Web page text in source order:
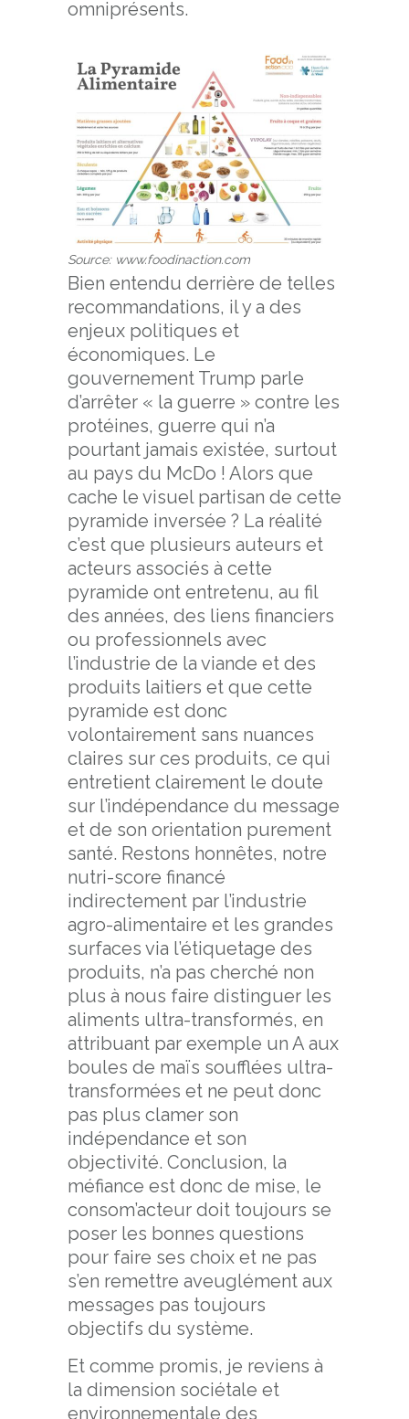
omniprésents.
Source: www.foodinaction.com
Bien entendu derrière de telles
recommandations, il y a des
enjeux politiques et
économiques. Le
gouvernement Trump parle
d’arrêter « la guerre » contre les
protéines, guerre qui n’a
pourtant jamais existée, surtout
au pays du McDo ! Alors que
cache le visuel partisan de cette
pyramide inversée ? La réalité
c’est que plusieurs auteurs et
acteurs associés à cette
pyramide ont entretenu, au fil
des années, des liens financiers
ou professionnels avec
l’industrie de la viande et des
produits laitiers et que cette
pyramide est donc
volontairement sans nuances
claires sur ces produits, ce qui
entretient clairement le doute
sur l’indépendance du message
et de son orientation purement
santé. Restons honnêtes, notre
nutri-score financé
indirectement par l’industrie
agro-alimentaire et les grandes
surfaces via l’étiquetage des
produits, n’a pas cherché non
plus à nous faire distinguer les
aliments ultra-transformés, en
attribuant par exemple un A aux
boules de maïs soufflées ultra-
transformées et ne peut donc
pas plus clamer son
indépendance et son
objectivité. Conclusion, la
méfiance est donc de mise, le
consom’acteur doit toujours se
poser les bonnes questions
pour faire ses choix et ne pas
s’en remettre aveuglément aux
messages pas toujours
objectifs du système.
Et comme promis, je reviens à
la dimension sociétale et
environnementale des